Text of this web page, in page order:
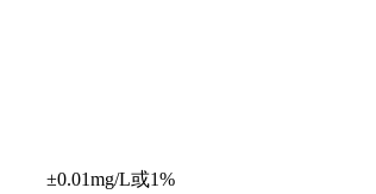
±0.01mg/L或1%